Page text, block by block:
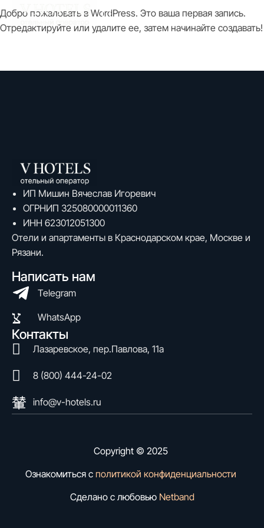
Добро пожаловать в WordPress. Это ваша первая запись.
Отредактируйте или удалите ее, затем начинайте создавать!
ИП Мишин Вячеслав Игоревич
ОГРНИП 325080000011360
ИНН 623012051300
Отели и апартаменты в Краснодарском крае, Москве и
Рязани.
Написать нам
Telegram
WhatsApp
Контакты
Лазаревское, пер.Павлова, 11а
8 (800) 444-24-02
info@v-hotels.ru
Copyright © 2025
Ознакомиться с политикой конфиденциальности
Сделано с любовью Netband